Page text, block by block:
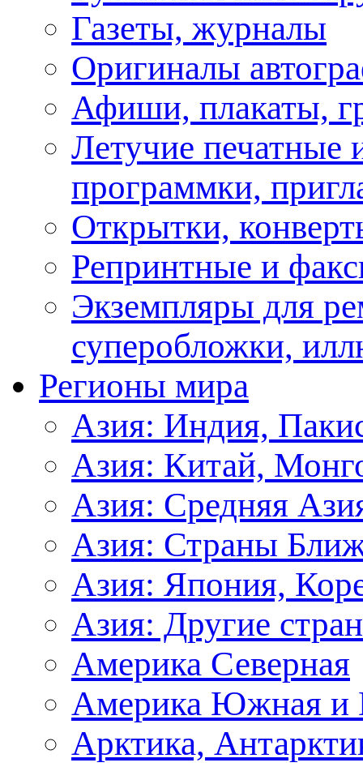
Газеты, журналы
Оригиналы
Афиши, плакаты,
Летучие печатные
программки,
Открытки,
Репринтные и
Экземпляры для
суперобложки,
Регионы мира
Азия: Индия,
Азия: Китай,
Азия: Средняя
Азия: Страны
Азия: Япония,
Азия: Другие
Америка Северная
Америка Южная и
Арктика,